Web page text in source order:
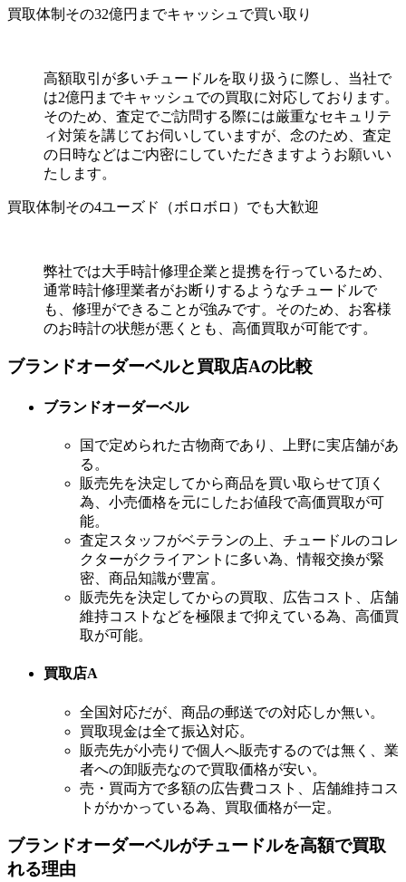
買取体制その32億円までキャッシュで買い取り
高額取引が多いチュードルを取り扱うに際し、当社で
は2億円までキャッシュでの買取に対応しております。
そのため、査定でご訪問する際には厳重なセキュリテ
ィ対策を講じてお伺いしていますが、念のため、査定
の日時などはご内密にしていただきますようお願いい
たします。
買取体制その4ユーズド（ボロボロ）でも大歓迎
弊社では大手時計修理企業と提携を行っているため、
通常時計修理業者がお断りするようなチュードルで
も、修理ができることが強みです。そのため、お客様
のお時計の状態が悪くとも、高価買取が可能です。
ブランドオーダーベルと買取店Aの比較
ブランドオーダーベル
国で定められた古物商であり、上野に実店舗があ
る。
販売先を決定してから商品を買い取らせて頂く
為、小売価格を元にしたお値段で高価買取が可
能。
査定スタッフがベテランの上、チュードルのコレ
クターがクライアントに多い為、情報交換が緊
密、商品知識が豊富。
販売先を決定してからの買取、広告コスト、店舗
維持コストなどを極限まで抑えている為、高価買
取が可能。
買取店A
全国対応だが、商品の郵送での対応しか無い。
買取現金は全て振込対応。
販売先が小売りで個人へ販売するのでは無く、業
者への卸販売なので買取価格が安い。
売・買両方で多額の広告費コスト、店舗維持コス
トがかかっている為、買取価格が一定。
ブランドオーダーベルがチュードルを高額で買取
れる理由